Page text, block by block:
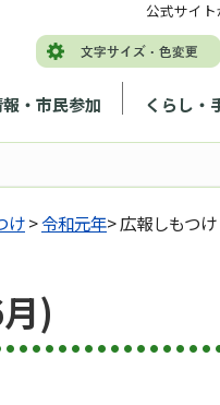
・市民参加 くらし・
公式サイ
け>令和元年> 広報しもつ
)